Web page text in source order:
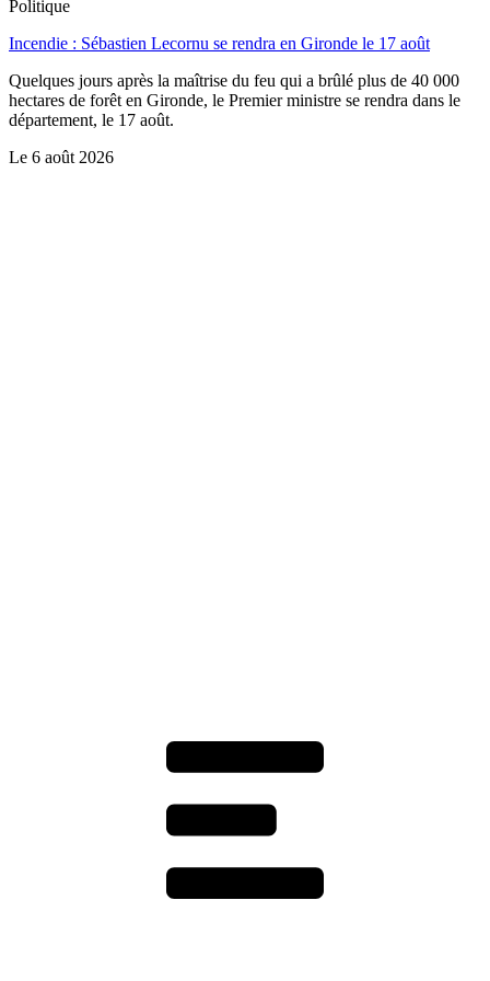
Politique
Incendie : Sébastien Lecornu se rendra en Gironde le 17 août
Quelques jours après la maîtrise du feu qui a brûlé plus de 40 000
hectares de forêt en Gironde, le Premier ministre se rendra dans le
département, le 17 août.
Le 6 août 2026